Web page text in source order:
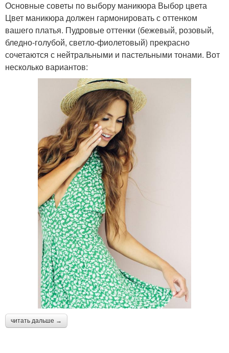
Основные советы по выбору маникюра Выбор цвета
Цвет маникюра должен гармонировать с оттенком
вашего платья. Пудровые оттенки (бежевый, розовый,
бледно-голубой, светло-фиолетовый) прекрасно
сочетаются с нейтральными и пастельными тонами. Вот
несколько вариантов:
читать дальше →